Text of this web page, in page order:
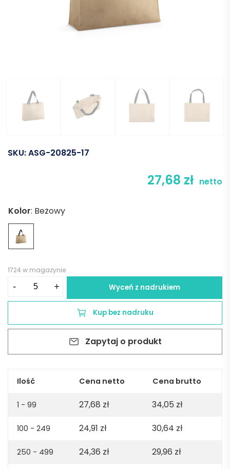
SKU:ASG-20825-17
27,68 zł netto
Kolor: Beżowy
1724 w magazynie
-
-
+ Wyceń z nadrukiem
Kup bez nadruku
Zapytaj o produkt
Ilość Cena netto Cena brutto
1 - 99 27,68 zł 34,05 zł
100 - 249 24,91 zł 30,64 zł
250 - 499 24,36 zł 29,96 zł